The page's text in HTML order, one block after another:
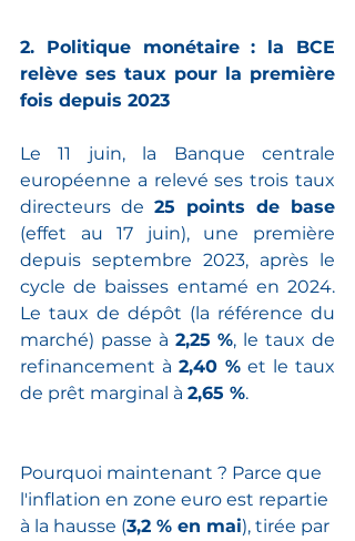
2. Politique monétaire : la BCE
relève ses taux pour la première
fois depuis 2023
Le 11 juin, la Banque centrale
européenne a relevé ses trois taux
directeurs de 25 points de base
(effet au 17 juin), une première
depuis septembre 2023, après le
cycle de baisses entamé en 2024.
Le taux de dépôt (la référence du
marché) passe à 2,25 %, le taux de
refinancement à 2,40 % et le taux
de prêt marginal à 2,65 %.
Pourquoi maintenant ? Parce que
l'inflation en zone euro est repartie
à la hausse (3,2 % en mai), tirée par